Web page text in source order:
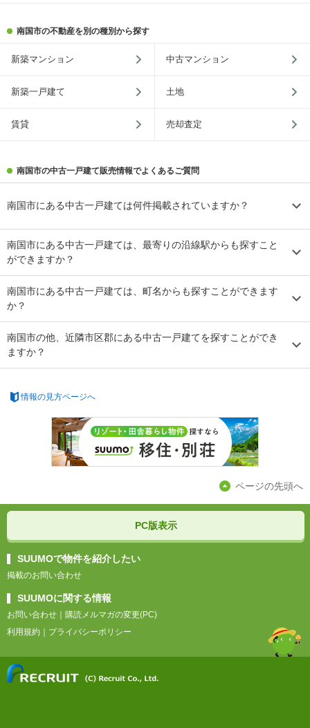
南国市の不動産を別の種別から探す
新築マンション 中古マンション
新築一戸建て 土地
賃貸 売却査定
南国市の中古一戸建て販売情報でよくあるご質問
南国市にある中古一戸建ては何件掲載されていますか？
南国市にある中古一戸建ては、最寄りの沿線駅からも探すこと
ができますか？
南国市にある中古一戸建ては、町名からも探すことができます
か？
南国市の他、近隣市区郡にある中古一戸建てを探すことができ
ますか？
情報の見方ページへ
ページの先頭へ
PC版表示
SUUMOで物件を紹介したい
掲載のお問い合わせ
SUUMOに関する情報
お問い合わせ ｜ 購読メルマガの変更(PC)
利用規約 ｜ プライバシーポリシー